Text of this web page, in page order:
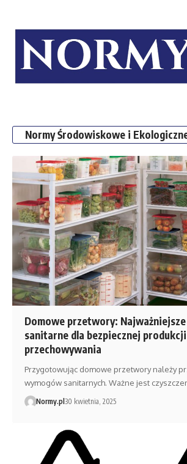
Normy Środowiskowe i
Domowe przetwory:
sanitarne dla bezpiecznej
przechowywania
Przygotowując domowe przetwory należy
wymogów sanitarnych. Ważne jest
Normy.pl30 kwietnia, 2025